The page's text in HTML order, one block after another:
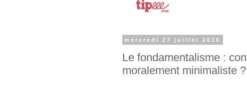
mercredi 27 juillet 2016
Le fondamentalisme :
moralement minimaliste ?